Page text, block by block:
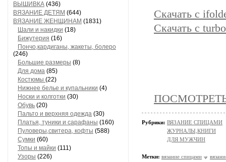
ВЫШИВКА (436)
ВЯЗАНИЕ ДЕТЯМ (644)
ВЯЗАНИЕ ЖЕНЩИНАМ (1831)
Шали и накидки (18)
Бижутерия (16)
Пончо,кардиганы, жакеты, болеро
(246)
Большие размеры (8)
Для дома (85)
Костюмы (22)
Нижнее белье и купальники (4)
Носки и колготки (30)
Обувь (20)
Пальто и верхняя одежда (30)
Платья, туники и сарафаны (160)
Пуловеры,свитера, кофты (588)
Сумки (60)
Топы и майки (111)
Узоры (226)
Скачать с
Скачать с
ПОСМОТРЕТЬ
Рубрики: ВЯЗАНИЕ СПИЦАМИ
ЖУРНАЛЫ,КНИГИ
ДЛЯ МУЖЧИН
Метки: вязание спицами